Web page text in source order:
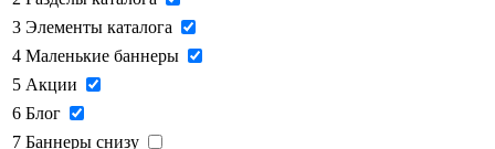
3 Элементы каталога
4 Маленькие баннеры
5 Акции
6 Блог
7 Баннеры снизу